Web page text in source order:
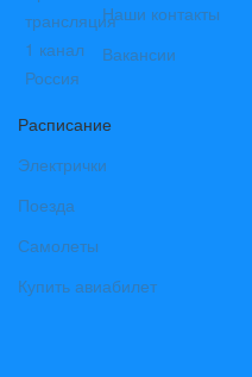
Наши контакты
Вакансии
Расписание
Электрички
Поезда
Самолеты
Купить авиабилет